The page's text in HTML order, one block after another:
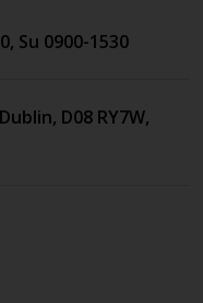
Su 0900-1530
Dublin, D08 RY7W,